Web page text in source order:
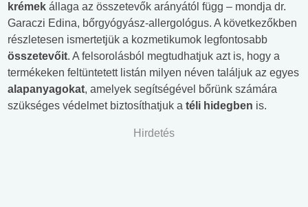
krémek állaga az összetevők arányától függ – mondja dr.
Garaczi Edina, bőrgyógyász-allergológus. A következőkben
részletesen ismertetjük a kozmetikumok legfontosabb
összetevőit. A felsorolásból megtudhatjuk azt is, hogy a
termékeken feltüntetett listán milyen néven találjuk az egyes
alapanyagokat, amelyek segítségével bőrünk számára
szükséges védelmet biztosíthatjuk a téli hidegben is.
Hirdetés